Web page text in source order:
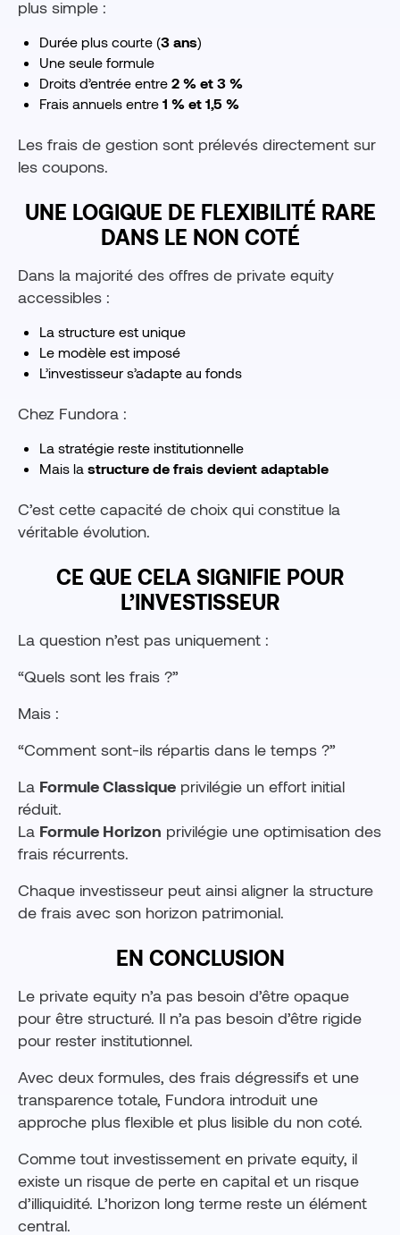
plus simple :
Durée plus courte (3 ans)
Une seule formule
Droits d’entrée entre 2 % et 3 %
Frais annuels entre 1 % et 1,5 %
Les frais de gestion sont prélevés directement sur
les coupons.
UNE LOGIQUE DE FLEXIBILITÉ RARE
DANS LE NON COTÉ
Dans la majorité des offres de private equity
accessibles :
La structure est unique
Le modèle est imposé
L’investisseur s’adapte au fonds
Chez Fundora :
La stratégie reste institutionnelle
Mais la structure de frais devient adaptable
C’est cette capacité de choix qui constitue la
véritable évolution.
CE QUE CELA SIGNIFIE POUR
L’INVESTISSEUR
La question n’est pas uniquement :
“Quels sont les frais ?”
Mais :
“Comment sont-ils répartis dans le temps ?”
La Formule Classique privilégie un effort initial
réduit.
La Formule Horizon privilégie une optimisation des
frais récurrents.
Chaque investisseur peut ainsi aligner la structure
de frais avec son horizon patrimonial.
EN CONCLUSION
Le private equity n’a pas besoin d’être opaque
pour être structuré. Il n’a pas besoin d’être rigide
pour rester institutionnel.
Avec deux formules, des frais dégressifs et une
transparence totale, Fundora introduit une
approche plus flexible et plus lisible du non coté.
Comme tout investissement en private equity, il
existe un risque de perte en capital et un risque
d’illiquidité. L’horizon long terme reste un élément
central.